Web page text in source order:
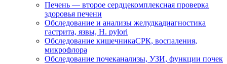
Печень — второе сердцекомплексная проверка
здоровья печени
Обследование и анализы желудкадиагностика
гастрита, язвы, H. pylori
Обследование кишечникаСРК, воспаления,
микрофлора
Обследование почеканализы, УЗИ, функции почек